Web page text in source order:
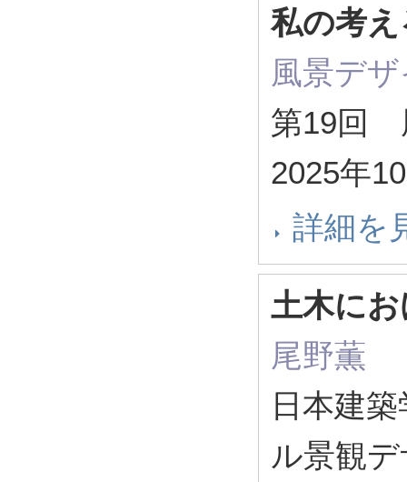
私の考
風景デ
第19回
2025年
詳細を
土木に
尾野薫
日本建
ル景観